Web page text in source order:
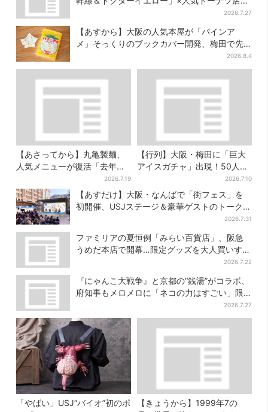
2026.7.27
【あすから】大阪の人気本屋が「パインア
メ」そっくりのブックカバー開発、梅田で先
2026.8.4
【あさってから】丸亀製麺、
人気メニューが復活「去年め
っちゃハマった」「待ってた
よ！」「夏の救世主」
2026.7.19
【行列】大阪・梅田に「巨大
アイスガチャ」出現！50人以
上が列…初日は即終了、残る
開催日は？
2026.7.10
【あすだけ】大阪・なんばで「街フェス」を
初開催、USJステージ＆豪華ゲストのトークシ
2026.7.31
ファミリアの夏恒例「みらい百貨店」、阪急
うめだ本店で開幕…限定グッズを大人買いする
2026.7.22
『にゃんこ大戦争』と京都の“銭湯”がコラボ、
府知事もメロメロに「ネコの力はすごい」限
2026.7.27
「やばい」USJ“バイオ”初のポ
【きょうから】1999年7の